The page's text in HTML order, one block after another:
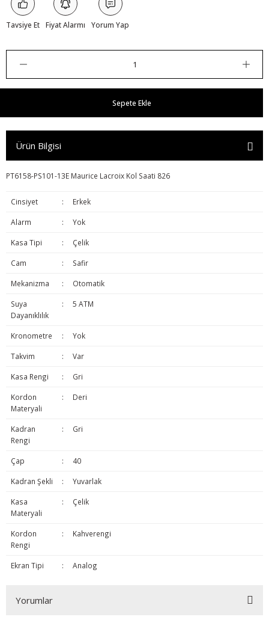
Tavsiye Et Fiyat Alarmı Yorum Yap
Sepete Ekle
Ürün Bilgisi
PT6158-PS101-13E Maurice Lacroix Kol Saati 826
Cinsiyet : Erkek
Alarm : Yok
Kasa Tipi : Çelik
Cam : Safir
Mekanizma : Otomatik
Suya
Dayanıklılık
: 5 ATM
Kronometre : Yok
Takvim : Var
Kasa Rengi : Gri
Kordon
Materyali
: Deri
Kadran
Rengi
: Gri
Çap : 40
Kadran Şekli : Yuvarlak
Kasa
Materyali
: Çelik
Kordon
Rengi
: Kahverengi
Ekran Tipi : Analog
Yorumlar